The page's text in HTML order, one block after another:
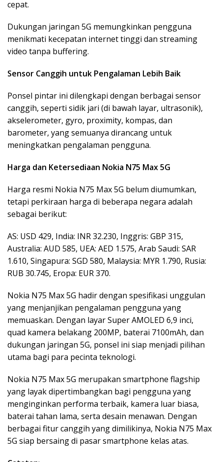
cepat.
Dukungan jaringan 5G memungkinkan pengguna
menikmati kecepatan internet tinggi dan streaming
video tanpa buffering.
Sensor Canggih untuk Pengalaman Lebih Baik
Ponsel pintar ini dilengkapi dengan berbagai sensor
canggih, seperti sidik jari (di bawah layar, ultrasonik),
akselerometer, gyro, proximity, kompas, dan
barometer, yang semuanya dirancang untuk
meningkatkan pengalaman pengguna.
Harga dan Ketersediaan Nokia N75 Max 5G
Harga resmi Nokia N75 Max 5G belum diumumkan,
tetapi perkiraan harga di beberapa negara adalah
sebagai berikut:
AS: USD 429, India: INR 32.230, Inggris: GBP 315,
Australia: AUD 585, UEA: AED 1.575, Arab Saudi: SAR
1.610, Singapura: SGD 580, Malaysia: MYR 1.790, Rusia:
RUB 30.745, Eropa: EUR 370.
Nokia N75 Max 5G hadir dengan spesifikasi unggulan
yang menjanjikan pengalaman pengguna yang
memuaskan. Dengan layar Super AMOLED 6,9 inci,
quad kamera belakang 200MP, baterai 7100mAh, dan
dukungan jaringan 5G, ponsel ini siap menjadi pilihan
utama bagi para pecinta teknologi.
Nokia N75 Max 5G merupakan smartphone flagship
yang layak dipertimbangkan bagi pengguna yang
menginginkan performa terbaik, kamera luar biasa,
baterai tahan lama, serta desain menawan. Dengan
berbagai fitur canggih yang dimilikinya, Nokia N75 Max
5G siap bersaing di pasar smartphone kelas atas.